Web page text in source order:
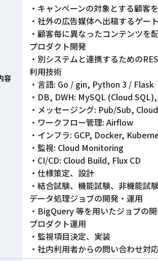
容
・キャンペーンの対象とする顧客
・社外の広告媒体へ出稿するゲー
・顧客毎に異なったコンテンツを
プロダクト開発
・別システムと連携するための
利用技術
・言語: Go / gin, Python 3 / Flask
・DB, DWH: MySQL (Cloud
・メッセージング: Pub/Sub,
・ワークフロー管理: Airflow
・インフラ: GCP, Docker,
・監視: Cloud Monitoring
・CI/CD: Cloud Build, Flux CD
・仕様策定、設計
・結合試験、機能試験、非機能試
データ処理ジョブの開発・運用
・BigQuery 等を用いたジョブの
プロダクト運用
・監視項目決定、実装
・社内利用者からの問い合わせ対